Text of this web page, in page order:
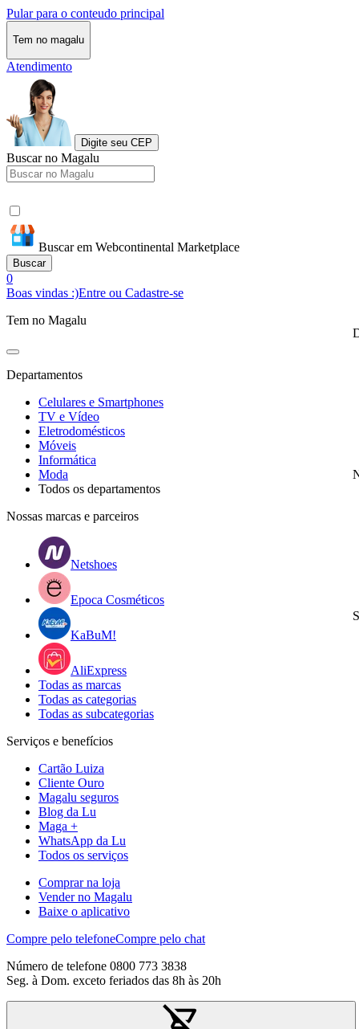
Pular para o conteudo principal
Tem no magalu
Atendimento
Digite seu CEP
Buscar no Magalu
Buscar em Webcontinental Marketplace
Buscar
0
Boas vindas :)Entre ou Cadastre-se
Tem no Magalu
Departamentos
Celulares e Smartphones
TV e Vídeo
Eletrodomésticos
Móveis
Informática
Moda
Todos os departamentos
Nossas marcas e parceiros
Netshoes
Epoca Cosméticos
KaBuM!
AliExpress
Todas as marcas
Todas as categorias
Todas as subcategorias
Serviços e benefícios
Cartão Luiza
Cliente Ouro
Magalu seguros
Blog da Lu
Maga +
WhatsApp da Lu
Todos os serviços
Comprar na loja
Vender no Magalu
Baixe o aplicativo
Compre pelo telefoneCompre pelo chat
Número de telefone 0800 773 3838
Seg. à Dom. exceto feriados das 8h às 20h